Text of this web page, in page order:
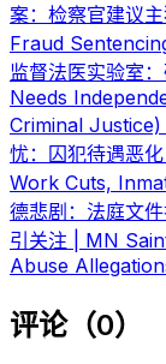
案：检察官建议
Fraud
监督法医实验室
Needs
Criminal Justice)
忧：囚犯待遇恶
Work Cuts,
德悲剧：法庭文
引关注 | MN
Abuse
评论（0）